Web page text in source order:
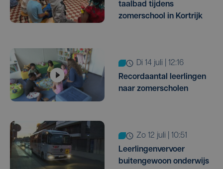
taalbad tijdens
zomerschool in Kortrijk
di 14 juli | 12:16
Recordaantal leerlingen
naar zomerscholen
zo 12 juli | 10:51
Leerlingenvervoer
buitengewoon onderwijs